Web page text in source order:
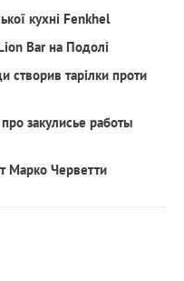
кухні Fenkhel
Bar на Подолі
створив тарілки проти
закулисье работы
Марко Черветти